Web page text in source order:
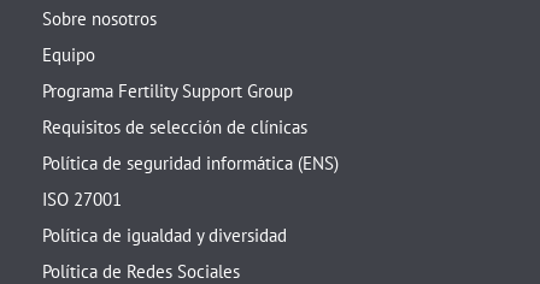
Sobre nosotros
Equipo
Programa Fertility Support Group
Requisitos de selección de clínicas
Política de seguridad informática (ENS)
ISO 27001
Política de igualdad y diversidad
Política de Redes Sociales